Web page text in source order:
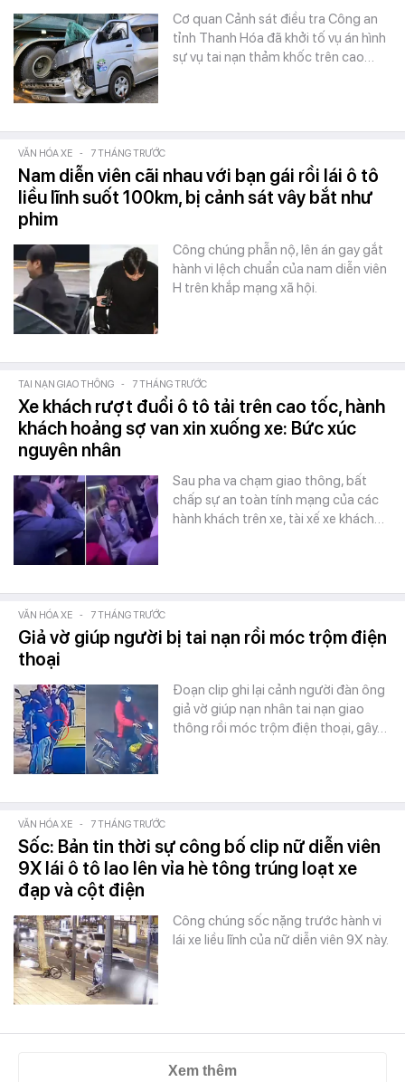
Cơ quan Cảnh sát điều tra Công an
tỉnh Thanh Hóa đã khởi tố vụ án hình
sự vụ tai nạn thảm khốc trên cao…
VĂN HÓA XE - 7 THÁNG TRƯỚC
Nam diễn viên cãi nhau với bạn gái rồi lái ô tô
liều lĩnh suốt 100km, bị cảnh sát vây bắt như
phim
Công chúng phẫn nộ, lên án gay gắt
hành vi lệch chuẩn của nam diễn viên
H trên khắp mạng xã hội.
TAI NẠN GIAO THÔNG - 7 THÁNG TRƯỚC
Xe khách rượt đuổi ô tô tải trên cao tốc, hành
khách hoảng sợ van xin xuống xe: Bức xúc
nguyên nhân
Sau pha va chạm giao thông, bất
chấp sự an toàn tính mạng của các
hành khách trên xe, tài xế xe khách…
VĂN HÓA XE - 7 THÁNG TRƯỚC
Giả vờ giúp người bị tai nạn rồi móc trộm điện
thoại
Đoạn clip ghi lại cảnh người đàn ông
giả vờ giúp nạn nhân tai nạn giao
thông rồi móc trộm điện thoại, gây…
VĂN HÓA XE - 7 THÁNG TRƯỚC
Sốc: Bản tin thời sự công bố clip nữ diễn viên
9X lái ô tô lao lên vỉa hè tông trúng loạt xe
đạp và cột điện
Công chúng sốc nặng trước hành vi
lái xe liều lĩnh của nữ diễn viên 9X này.
Xem thêm